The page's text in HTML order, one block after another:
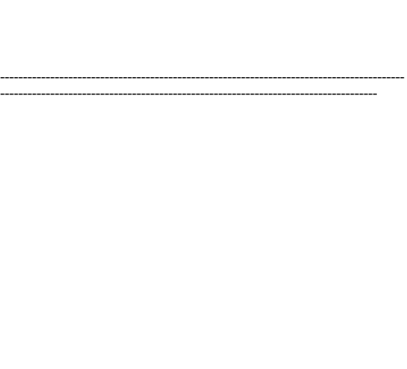
-----------------------------------------------------------------------------------------
-----------------------------------------------------------------------------------